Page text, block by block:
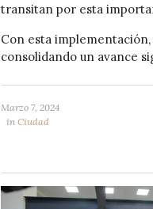
transitan por esta
Con esta
consolidando un avance
Marzo 7, 2024
in Ciudad